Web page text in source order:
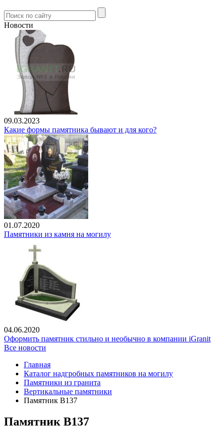
Новости
09.03.2023
Какие формы памятника бывают и для кого?
01.07.2020
Памятники из камня на могилу
04.06.2020
Оформить памятник стильно и необычно в компании iGranit
Все новости
Главная
Каталог надгробных памятников на могилу
Памятники из гранита
Вертикальные памятники
Памятник В137
Памятник В137